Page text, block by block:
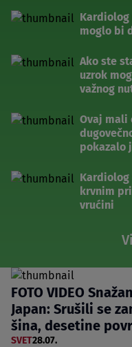
Kardiolog
moglo bi
Ako ste
uzrok
važnog
Ovaj mali
pokazalo
Kardiolog
krvnim
vrućini
FOTO VIDEO
Japan: Srušili se
šina, desetine
SVET28.07.